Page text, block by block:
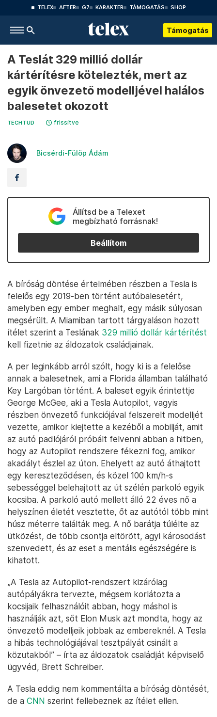
TELEX AFTER G7 KARAKTER TÁMOGATÁS SHOP
Támogatás
A Teslát 329 millió dollár
kártérítésre kötelezték, mert az
egyik önvezető modelljével halálos
balesetet okozott
TECHTUD frissítve
Bicsérdi-Fülöp Ádám
Állítsd be a Telexet
megbízható forrásnak!
Beállítom
A bíróság döntése értelmében részben a Tesla is
felelős egy 2019-ben történt autóbalesetért,
amelyben egy ember meghalt, egy másik súlyosan
megsérült. A Miamiban tartott tárgyaláson hozott
ítélet szerint a Teslának 329 millió dollár kártérítést
kell fizetnie az áldozatok családjainak.
A per leginkább arról szólt, hogy ki is a felelőse
annak a balesetnek, ami a Florida államban található
Key Largóban történt. A baleset egyik érintettje
George McGee, aki a Tesla Autopilot, vagyis
részben önvezető funkciójával felszerelt modelljét
vezette, amikor kiejtette a kezéből a mobilját, amit
az autó padlójáról próbált felvenni abban a hitben,
hogy az Autopilot rendszere fékezni fog, amikor
akadályt észlel az úton. Ehelyett az autó áthajtott
egy kereszteződésen, és közel 100 km/h-s
sebességgel belehajtott az út szélén parkoló egyik
kocsiba. A parkoló autó mellett álló 22 éves nő a
helyszínen életét vesztette, őt az autótól több mint
húsz méterre találták meg. A nő barátja túlélte az
ütközést, de több csontja eltörött, agyi károsodást
szenvedett, és az eset a mentális egészségére is
kihatott.
„A Tesla az Autopilot-rendszert kizárólag
autópályákra tervezte, mégsem korlátozta a
kocsijaik felhasználóit abban, hogy máshol is
használják azt, sőt Elon Musk azt mondta, hogy az
önvezető modelljeik jobbak az embereknél. A Tesla
a hibás technológiájával tesztpályát csinált a
közutakból” – írta az áldozatok családját képviselő
ügyvéd, Brett Schreiber.
A Tesla eddig nem kommentálta a bíróság döntését,
de a CNN szerint fellebeznek az ítélet ellen.